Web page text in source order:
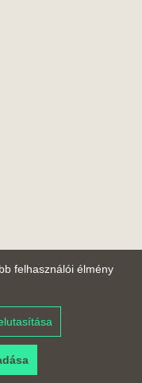
felhasználói élmény